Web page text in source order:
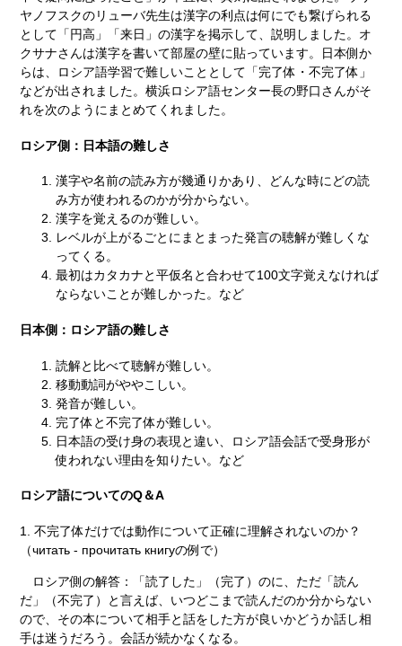
ヤノフスクのリューバ先生は漢字の利点は何にでも繋げられる
として「円高」「来日」の漢字を掲示して、説明しました。オ
クサナさんは漢字を書いて部屋の壁に貼っています。日本側か
らは、ロシア語学習で難しいこととして「完了体・不完了体」
などが出されました。横浜ロシア語センター長の野口さんがそ
れを次のようにまとめてくれました。
ロシア側：日本語の難しさ
漢字や名前の読み方が幾通りかあり、どんな時にどの読
み方が使われるのかが分からない。
漢字を覚えるのが難しい。
レベルが上がるごとにまとまった発言の聴解が難しくな
ってくる。
最初はカタカナと平仮名と合わせて100文字覚えなければ
ならないことが難しかった。など
日本側：ロシア語の難しさ
読解と比べて聴解が難しい。
移動動詞がややこしい。
発音が難しい。
完了体と不完了体が難しい。
日本語の受け身の表現と違い、ロシア語会話で受身形が
使われない理由を知りたい。など
ロシア語についてのQ＆A
1. 不完了体だけでは動作について正確に理解されないのか？
（читать - прочитать книгуの例で）
ロシア側の解答：「読了した」（完了）のに、ただ「読ん
だ」（不完了）と言えば、いつどこまで読んだのか分からない
ので、その本について相手と話をした方が良いかどうか話し相
手は迷うだろう。会話が続かなくなる。